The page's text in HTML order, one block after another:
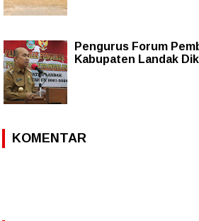
Pengurus Forum
Kabupaten Landak
KOMENTAR